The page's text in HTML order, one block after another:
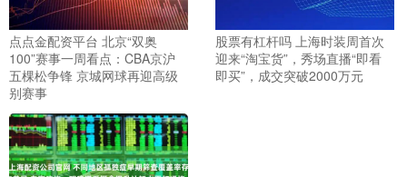
点点金配资平台 北京“双奥
100”赛事一周看点：CBA京沪
五棵松争锋 京城网球再迎高级
别赛事
股票有杠杆吗 上海时装周首次
迎来“淘宝货”，秀场直播“即看
即买”，成交突破2000万元